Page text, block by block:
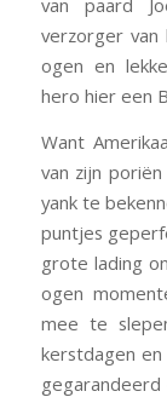
van paard
verzorger
ogen en
hero hier een
Want
van zijn
yank te
puntjes
grote lading
ogen
mee te
kerstdagen